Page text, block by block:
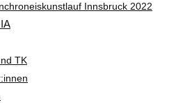
Innsbruck 2022
TK